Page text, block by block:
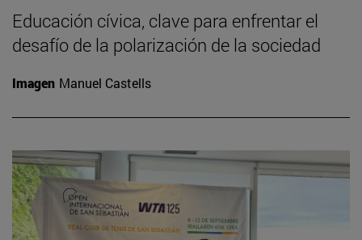
Educación cívica, clave para enfrentar el
desafío de la polarización de la sociedad
Imagen Manuel Castells